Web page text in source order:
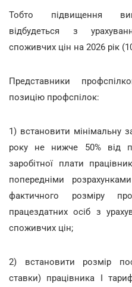
Тобто підвищення
відбудеться з
споживчих цін на 2026 рік
Представники
позицію профспілок:
1) встановити мінімальну
року не нижче 50% від
заробітної плати
попередніми
фактичного розміру
працездатних осіб з
споживчих цін;
2) встановити розмір
ставки) працівника І